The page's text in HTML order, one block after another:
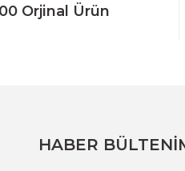
Orjinal Ürün
HABER